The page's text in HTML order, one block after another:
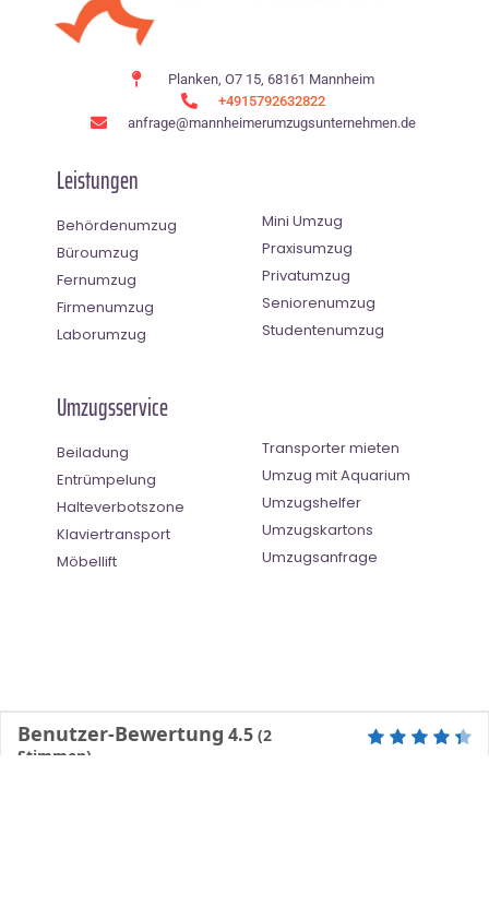
Planken, O7 15, 68161 Mannheim
+4915792632822
anfrage@mannheimerumzugsunternehmen.de
Leistungen
Behördenumzug
Büroumzug
Fernumzug
Firmenumzug
Laborumzug
Mini Umzug
Praxisumzug
Privatumzug
Seniorenumzug
Studentenumzug
Umzugsservice
Beiladung
Entrümpelung
Halteverbotszone
Klaviertransport
Möbellift
Transporter mieten
Umzug mit Aquarium
Umzugshelfer
Umzugskartons
Umzugsanfrage
Benutzer-Bewertung 4.5 (2
Stimmen)